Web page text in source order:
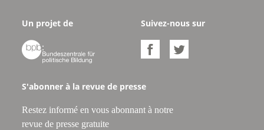
Un projet de

Suivez-nous sur
 
S'abonner à la revue de presse
Restez informé en vous abonnant à notre
revue de presse gratuite